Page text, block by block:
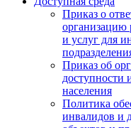
Приказ о
организацию
и услуг для
Приказ об
доступности
населения
Политика
инвалидов и